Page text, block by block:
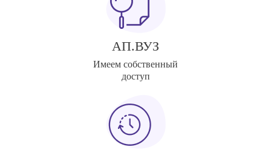
АП.ВУЗ
Имеем собственный
доступ